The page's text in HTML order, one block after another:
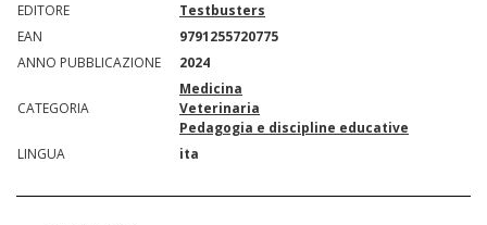
EDITORE
Testbusters
EAN
9791255720775
ANNO PUBBLICAZIONE
2024
CATEGORIA
Medicina
Veterinaria
Pedagogia e discipline educative
LINGUA
ita